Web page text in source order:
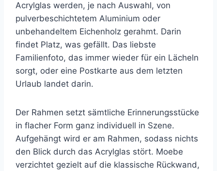
Acrylglas werden, je nach Auswahl, von
pulverbeschichtetem Aluminium oder
unbehandeltem Eichenholz gerahmt. Darin
findet Platz, was gefällt. Das liebste
Familienfoto, das immer wieder für ein Lächeln
sorgt, oder eine Postkarte aus dem letzten
Urlaub landet darin.
Der Rahmen setzt sämtliche Erinnerungsstücke
in flacher Form ganz individuell in Szene.
Aufgehängt wird er am Rahmen, sodass nichts
den Blick durch das Acrylglas stört. Moebe
verzichtet gezielt auf die klassische Rückwand,